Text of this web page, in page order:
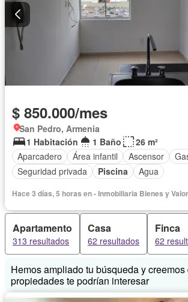
$ 850.000/mes
San Pedro, Armenia
1 Habitación
1 Baño
26 m²
Aparcadero
Área infantil Ascensor
Seguridad privada
Piscina Agua
Hace 3 días, 5 horas en - Inmobiliaria Bienes y
Apartamento
313 resultados
Casa
62 resultados
Finca
62
Hemos ampliado tu búsqueda y
propiedades te podrían interesar